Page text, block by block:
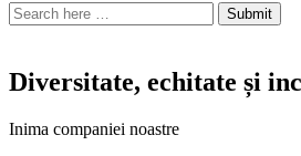
Search
site
Search
for:
Submit
Diversitate, echitate și
Inima companiei noastre